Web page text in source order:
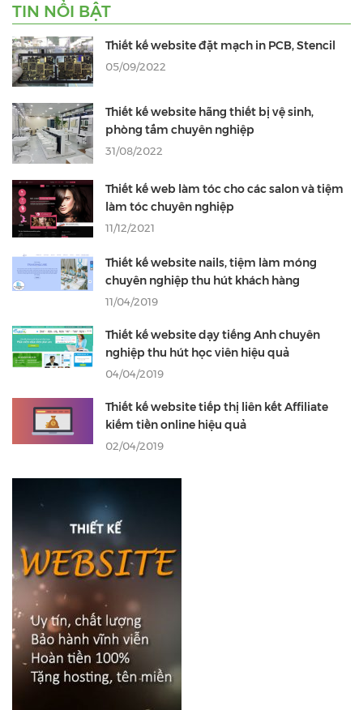
TIN NỔI BẬT
Thiết kế website đặt mạch in PCB, Stencil
05/09/2022
Thiết kế website hãng thiết bị vệ sinh,
phòng tắm chuyên nghiệp
31/08/2022
Thiết kế web làm tóc cho các salon và tiệm
làm tóc chuyên nghiệp
11/12/2021
Thiết kế website nails, tiệm làm móng
chuyên nghiệp thu hút khách hàng
11/04/2019
Thiết kế website dạy tiếng Anh chuyên
nghiệp thu hút học viên hiệu quả
04/04/2019
Thiết kế website tiếp thị liên kết Affiliate
kiếm tiền online hiệu quả
02/04/2019